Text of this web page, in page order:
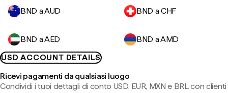
BND a AUD BND a CHF
BND a AED
BND a AMD
USD ACCOUNT DETAILS
Ricevi pagamenti da qualsiasi luogo
Condividi i tuoi dettagli di conto USD, EUR, MXN e BRL con clienti